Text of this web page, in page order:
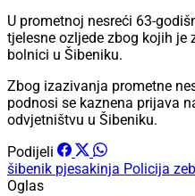
U prometnoj nesreći 63-
tjelesne ozljede zbog kojih je
bolnici u Šibeniku.
Zbog izazivanja prometne
podnosi se kaznena prijava
odvjetništvu u Šibeniku.
Podijeli
šibenik pjesakinja Policija
Oglas